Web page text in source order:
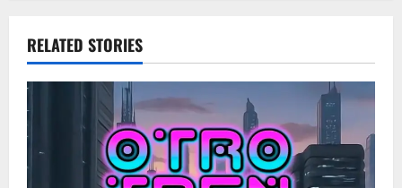
v
i
g
a
RELATED STORIES